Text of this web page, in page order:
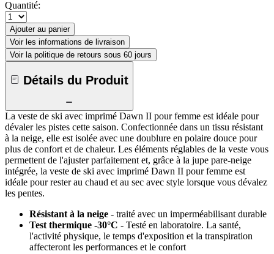
Quantité:
Ajouter au panier
Voir les informations de livraison
Voir la politique de retours sous 60 jours
Détails du Produit
La veste de ski avec imprimé Dawn II pour femme est idéale pour
dévaler les pistes cette saison. Confectionnée dans un tissu résistant
à la neige, elle est isolée avec une doublure en polaire douce pour
plus de confort et de chaleur. Les éléments réglables de la veste vous
permettent de l'ajuster parfaitement et, grâce à la jupe pare-neige
intégrée, la veste de ski avec imprimé Dawn II pour femme est
idéale pour rester au chaud et au sec avec style lorsque vous dévalez
les pentes.
Résistant à la neige - traité avec un imperméabilisant durable
Test thermique -30°C - Testé en laboratoire. La santé,
l'activité physique, le temps d'exposition et la transpiration
affecteront les performances et le confort